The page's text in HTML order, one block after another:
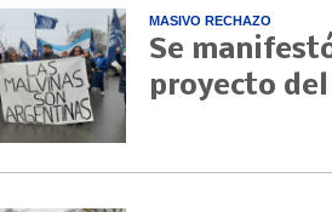
MASIVO RECHAZO
Se
proyecto